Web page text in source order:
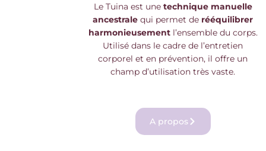
Le Tuina est une technique manuelle
ancestrale qui permet de rééquilibrer
harmonieusementl’ensemble du corps.
Utilisé dans le cadre de l’entretien
corporel et en prévention, il offre un
champ d’utilisation très vaste.
A propos